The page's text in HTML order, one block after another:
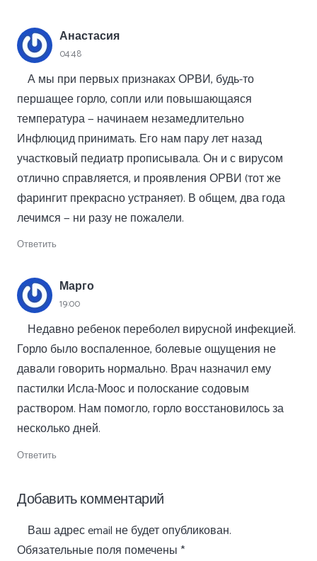
Анастасия
04:48
А мы при первых признаках ОРВИ, будь-то
першащее горло, сопли или повышающаяся
температура — начинаем незамедлительно
Инфлюцид принимать. Его нам пару лет назад
участковый педиатр прописывала. Он и с вирусом
отлично справляется, и проявления ОРВИ (тот же
фарингит прекрасно устраняет). В общем, два года
лечимся — ни разу не пожалели.
Ответить
Марго
19:00
Недавно ребенок переболел вирусной инфекцией.
Горло было воспаленное, болевые ощущения не
давали говорить нормально. Врач назначил ему
пастилки Исла-Моос и полоскание содовым
раствором. Нам помогло, горло восстановилось за
несколько дней.
Ответить
Добавить комментарий
Ваш адрес email не будет опубликован.
Обязательные поля помечены *